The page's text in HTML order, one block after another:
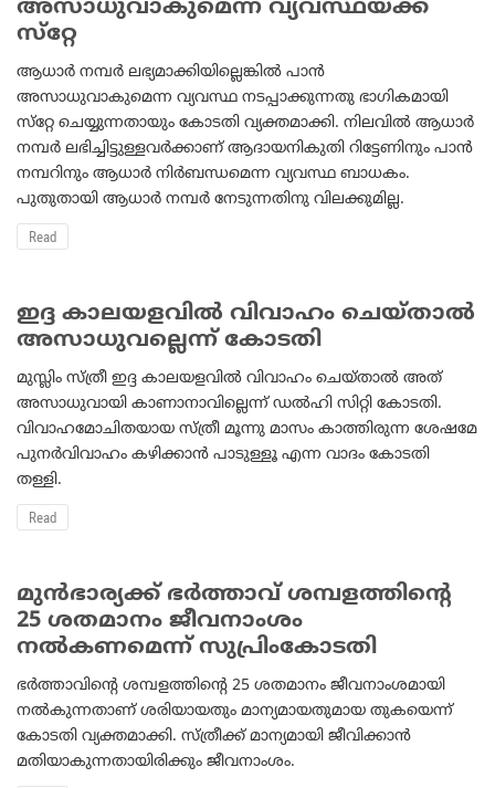
അസാധുവാകുമെന്ന വ്യവസ്ഥയ്ക്ക്
സ്‌റ്റേ
ആധാര്‍ നമ്പര്‍ ലഭ്യമാക്കിയില്ലെങ്കില്‍ പാന്‍
അസാധുവാകുമെന്ന വ്യവസ്ഥ നടപ്പാക്കുന്നതു ഭാഗികമായി
സ്‌റ്റേ ചെയ്യുന്നതായും കോടതി വ്യക്തമാക്കി. നിലവില്‍ ആധാര്‍
നമ്പര്‍ ലഭിച്ചിട്ടുള്ളവര്‍ക്കാണ് ആദായനികുതി റിട്ടേണിനും പാന്‍
നമ്പറിനും ആധാര്‍ നിര്‍ബന്ധമെന്ന വ്യവസ്ഥ ബാധകം.
പുതുതായി ആധാര്‍ നമ്പര്‍ നേടുന്നതിനു വിലക്കുമില്ല.
Read
ഇദ്ദ കാലയളവില്‍ വിവാഹം ചെയ്താല്‍
അസാധുവല്ലെന്ന് കോടതി
മുസ്ലിം സ്ത്രീ ഇദ്ദ കാലയളവില്‍ വിവാഹം ചെയ്താല്‍ അത്
അസാധുവായി കാണാനാവില്ലെന്ന് ഡല്‍ഹി സിറ്റി കോടതി.
വിവാഹമോചിതയായ സ്ത്രീ മൂന്നു മാസം കാത്തിരുന്ന ശേഷമേ
പുനര്‍വിവാഹം കഴിക്കാന്‍ പാടുള്ളൂ എന്ന വാദം കോടതി
തള്ളി.
Read
മുന്‍ഭാര്യക്ക് ഭര്‍ത്താവ് ശമ്പളത്തിന്റെ
25 ശതമാനം ജീവനാംശം
നല്‍കണമെന്ന് സുപ്രിംകോടതി
ഭര്‍ത്താവിന്റെ ശമ്പളത്തിന്റെ 25 ശതമാനം ജീവനാംശമായി
നല്‍കുന്നതാണ് ശരിയായതും മാന്യമായതുമായ തുകയെന്ന്
കോടതി വ്യക്തമാക്കി. സ്ത്രീക്ക് മാന്യമായി ജീവിക്കാന്‍
മതിയാകുന്നതായിരിക്കും ജീവനാംശം.